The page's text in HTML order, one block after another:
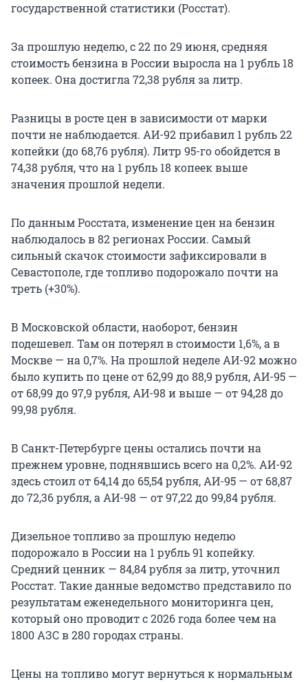
государственной статистики (Росстат).
За прошлую неделю, с 22 по 29 июня, средняя
стоимость бензина в России выросла на 1 рубль 18
копеек. Она достигла 72,38 рубля за литр.
Разницы в росте цен в зависимости от марки
почти не наблюдается. АИ-92 прибавил 1 рубль 22
копейки (до 68,76 рубля). Литр 95-го обойдется в
74,38 рубля, что на 1 рубль 18 копеек выше
значения прошлой недели.
По данным Росстата, изменение цен на бензин
наблюдалось в 82 регионах России. Самый
сильный скачок стоимости зафиксировали в
Севастополе, где топливо подорожало почти на
треть (+30%).
В Московской области, наоборот, бензин
подешевел. Там он потерял в стоимости 1,6%, а в
Москве — на 0,7%. На прошлой неделе АИ-92 можно
было купить по цене от 62,99 до 88,9 рубля, АИ-95 —
от 68,99 до 97,9 рубля, АИ-98 и выше — от 94,28 до
99,98 рубля.
В Санкт-Петербурге цены остались почти на
прежнем уровне, поднявшись всего на 0,2%. АИ-92
здесь стоил от 64,14 до 65,54 рубля, АИ-95 — от 68,87
до 72,36 рубля, а АИ-98 — от 97,22 до 99,84 рубля.
Дизельное топливо за прошлую неделю
подорожало в России на 1 рубль 91 копейку.
Средний ценник — 84,84 рубля за литр, уточнил
Росстат. Такие данные ведомство представило по
результатам еженедельного мониторинга цен,
который оно проводит с 2026 года более чем на
1800 АЗС в 280 городах страны.
Цены на топливо могут вернуться к нормальным